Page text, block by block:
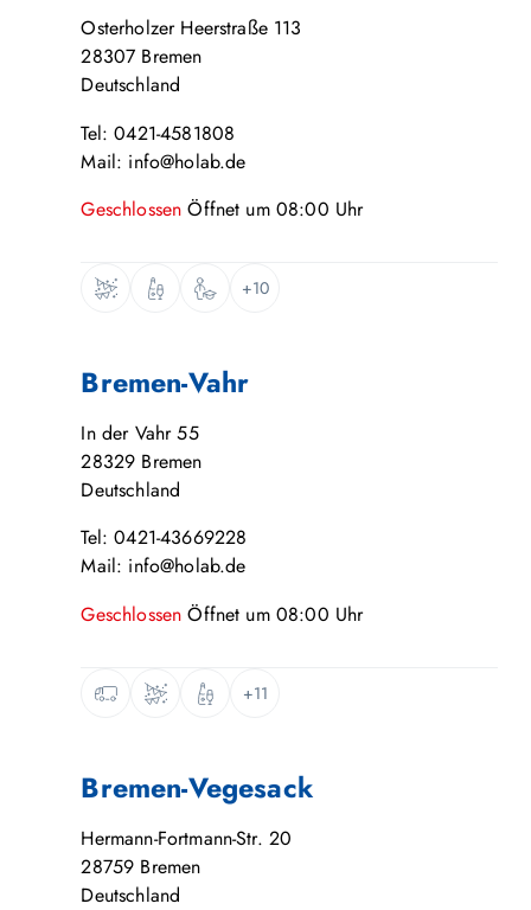
Osterholzer Heerstraße 113
28307 Bremen
Deutschland
Tel: 0421-4581808
Mail: info@holab.de
GeschlossenÖffnet um 08:00 Uhr
+10
Bremen-Vahr
In der Vahr 55
28329 Bremen
Deutschland
Tel: 0421-43669228
Mail: info@holab.de
GeschlossenÖffnet um 08:00 Uhr
+11
Bremen-Vegesack
Hermann-Fortmann-Str. 20
28759 Bremen
Deutschland